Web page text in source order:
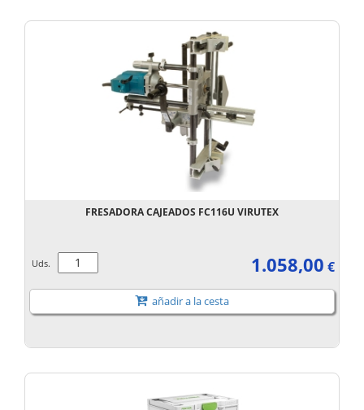
FRESADORA CAJEADOS FC116U VIRUTEX
Uds. 1.058,00 €
añadir a la cesta